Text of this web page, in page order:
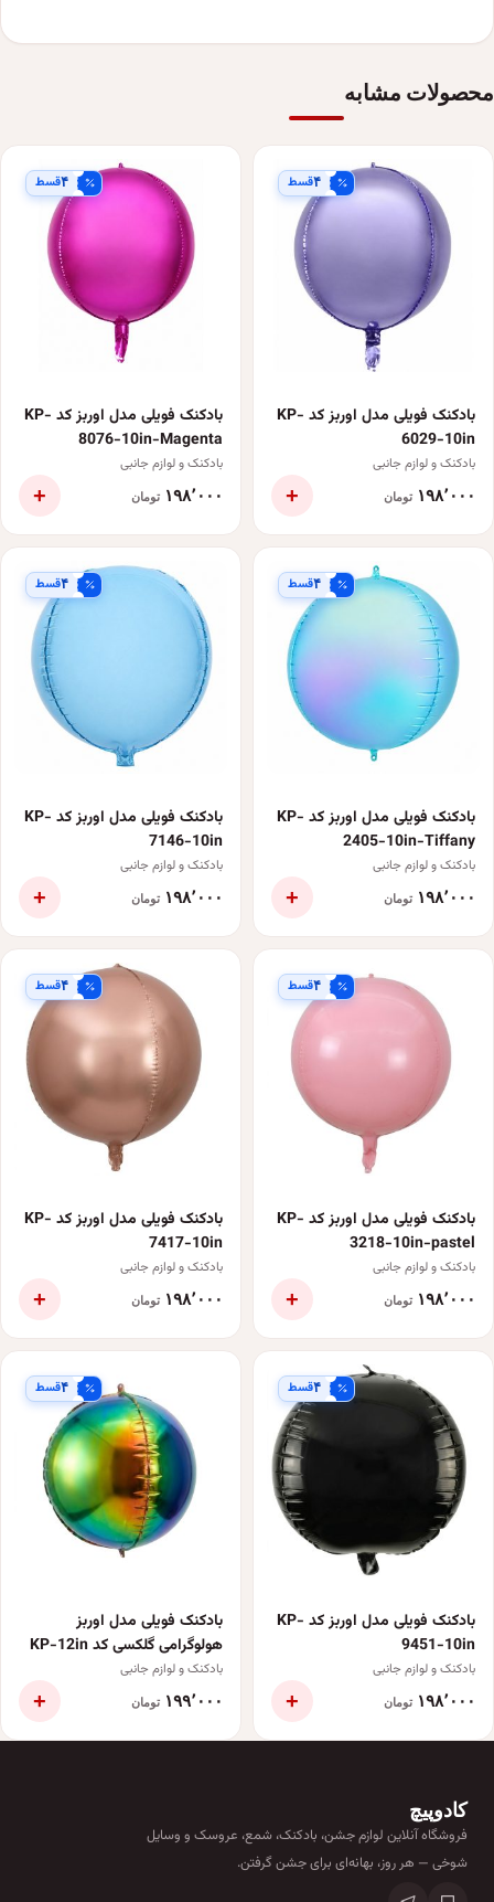
محصولات مشابه
۴قسط
بادکنک فویلی مدل اوربز کد KP-
6029-10in
بادکنک و لوازم جانبی
۱۹۸٬۰۰۰ تومان +
۴قسط
بادکنک فویلی مدل اوربز کد KP-
8076-10in-Magenta
بادکنک و لوازم جانبی
۱۹۸٬۰۰۰ تومان +
۴قسط
بادکنک فویلی مدل اوربز کد KP-
2405-10in-Tiffany
بادکنک و لوازم جانبی
۱۹۸٬۰۰۰ تومان +
۴قسط
بادکنک فویلی مدل اوربز کد KP-
7146-10in
بادکنک و لوازم جانبی
۱۹۸٬۰۰۰ تومان +
۴قسط
بادکنک فویلی مدل اوربز کد KP-
3218-10in-pastel
بادکنک و لوازم جانبی
۱۹۸٬۰۰۰ تومان +
۴قسط
بادکنک فویلی مدل اوربز کد KP-
7417-10in
بادکنک و لوازم جانبی
۱۹۸٬۰۰۰ تومان +
۴قسط
بادکنک فویلی مدل اوربز کد KP-
9451-10in
بادکنک و لوازم جانبی
۱۹۸٬۰۰۰ تومان +
۴قسط
بادکنک فویلی مدل اوربز
هولوگرامی گلکسی کد KP-12in
بادکنک و لوازم جانبی
۱۹۹٬۰۰۰ تومان +
کادوپیچ
فروشگاه آنلاین لوازم جشن، بادکنک، شمع، عروسک و وسایل
شوخی — هر روز، بهانه‌ای برای جشن گرفتن.